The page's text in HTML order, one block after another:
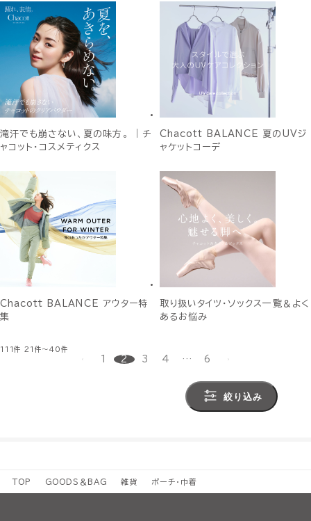
滝汗でも崩さない、夏の味方。 ｜チ
ャコット・コスメティクス
Chacott BALANCE 夏のUVジ
ャケットコーデ
Chacott BALANCE アウター特
集
取り扱いタイツ・ソックス一覧＆よく
あるお悩み
111件 21件～40件
1 2 3 4 … 6
絞り込み
TOP GOODS＆BAG 雑貨 ポーチ・巾着